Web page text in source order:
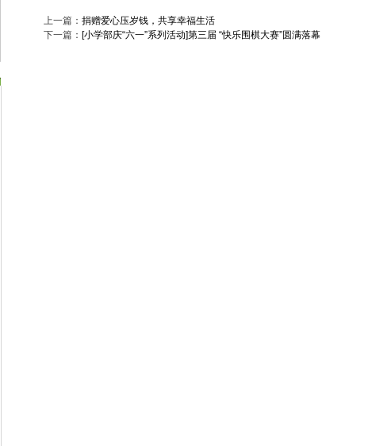
上一篇： 捐赠爱心压岁钱，共享幸福生活
下一篇： [小学部庆“六一”系列活动]第三届 “快乐围棋大赛”圆满落幕